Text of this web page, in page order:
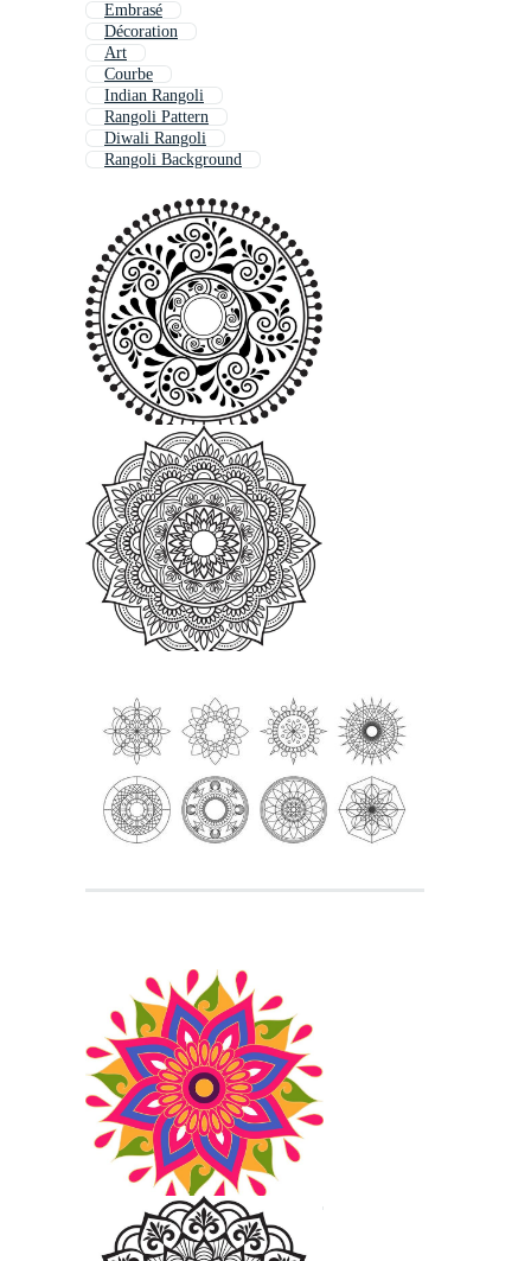
Embrasé
Décoration
Art
Courbe
Indian Rangoli
Rangoli Pattern
Diwali Rangoli
Rangoli Background